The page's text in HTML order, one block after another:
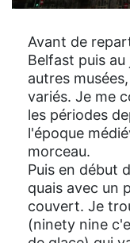
Avant de
Belfast puis
autres
variés. Je me
les périodes
l'époque
morceau.
Puis en début
quais avec un
couvert. Je
(ninety nine